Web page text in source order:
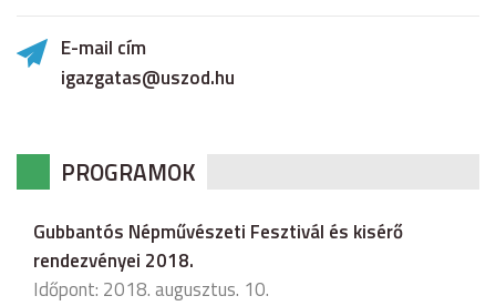
E-mail cím
igazgatas@uszod.hu
PROGRAMOK
Gubbantós Népművészeti Fesztivál és kisérő
rendezvényei 2018.
Időpont: 2018. augusztus. 10.